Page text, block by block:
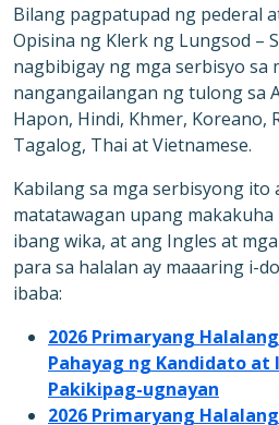
Bilang pagpatupad ng pederal
Opisina ng Klerk ng Lungsod –
nagbibigay ng mga serbisyo sa
nangangailangan ng tulong sa
Hapon, Hindi, Khmer, Koreano,
Tagalog, Thai at Vietnamese.
Kabilang sa mga serbisyong ito
matatawagan upang
ibang wika, at ang Ingles at
para sa halalan ay maaaring i-
ibaba:
2026 Primaryang
Pahayag ng Kandidato at
Pakikipag-ugnayan
2026 Primaryang